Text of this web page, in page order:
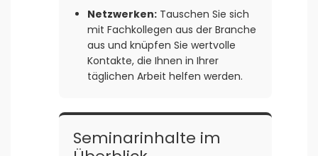
Netzwerken: Tauschen Sie sich
mit Fachkollegen aus der Branche
aus und knüpfen Sie wertvolle
Kontakte, die Ihnen in Ihrer
täglichen Arbeit helfen werden.
Seminarinhalte im